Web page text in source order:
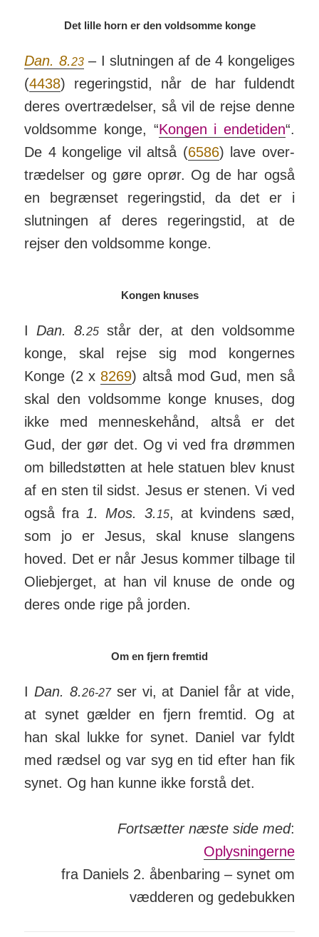
Det lille horn er den voldsomme konge
Dan. 8.23– I slut­ningen af de 4 kon­ge­liges
(4438) re­ger­ings­tid, når de har fuld­endt
deres over­træd­elser, så vil de rejse denne
vold­somme konge, “Kongen i ende­tiden“.
De 4 kon­ge­lige vil altså (6586) lave over­
træd­elser og gøre oprør. Og de har også
en be­grænset re­ger­ings­tid, da det er i
slut­ningen af deres re­ger­ings­tid, at de
rejser den vold­somme konge.
Kongen knuses
I Dan. 8.25
står der, at den vold­somme
konge, skal rejse sig mod kon­ger­nes
Konge (2 x 8269) altså mod Gud, men så
skal den vold­somme konge knuses, dog
ikke med men­nes­ke­hånd, altså er det
Gud, der gør det. Og vi ved fra drømmen
om bil­led­støtten at hele sta­tuen blev knust
af en sten til sidst. Jesus er stenen. Vi ved
også fra1. Mos. 3. 15, at kvindens sæd,
som jo er Jesus, skal knuse slangens
hoved. Det er når Jesus kommer til­bage til
Olie­bjerget, at han vil knuse de onde og
deres onde rige på jorden.
Om en fjern fremtid
I Dan. 8.26-27ser vi, at Daniel får at vide,
at synet gælder en fjern fremtid. Og at
han skal lukke for synet. Daniel var fyldt
med rædsel og var syg en tid efter han fik
synet. Og han kunne ikke forstå det.
Fortsætter næste side med:
Oplysningerne
fra Daniels 2. åbenbaring – synet om
vædderen og gedebukken